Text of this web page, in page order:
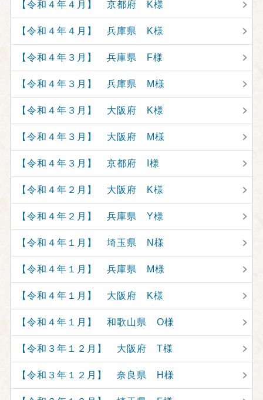
【令和４年４月】 京都府 K様
【令和４年４月】 兵庫県 K様
【令和４年３月】 兵庫県 F様
【令和４年３月】 兵庫県 M様
【令和４年３月】 大阪府 K様
【令和４年３月】 大阪府 M様
【令和４年３月】 京都府 I様
【令和４年２月】 大阪府 K様
【令和４年２月】 兵庫県 Y様
【令和４年１月】 埼玉県 N様
【令和４年１月】 兵庫県 M様
【令和４年１月】 大阪府 K様
【令和４年１月】 和歌山県 O様
【令和３年１２月】 大阪府 T様
【令和３年１２月】 奈良県 H様